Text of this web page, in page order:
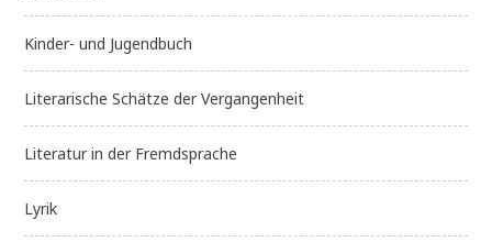
Kinder- und Jugendbuch
Literarische Schätze der Vergangenheit
Literatur in der Fremdsprache
Lyrik